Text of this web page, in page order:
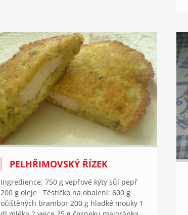
PELHŘIMOVSKÝ ŘÍZEK
Ingredience: 750 g vepřové kýty sůl pepř
200 g oleje Těstíčko na obalení: 600 g
očištěných brambor 200 g hladké mouky 1